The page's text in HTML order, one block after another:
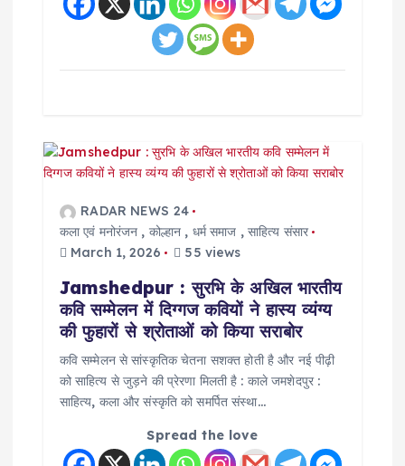
RADAR NEWS 24
कला एवं मनोरंजन , कोल्हान , धर्म समाज , साहित्य संसार
March 1, 2026
55 views
Jamshedpur : सुरभि के अखिल भारतीय
कवि सम्मेलन में दिग्गज कवियों ने हास्य व्यंग्य
की फुहारों से श्रोताओं को किया सराबोर
कवि सम्मेलन से सांस्कृतिक चेतना सशक्त होती है और नई पीढ़ी
को साहित्य से जुड़ने की प्रेरणा मिलती है : काले जमशेदपुर :
साहित्य, कला और संस्कृति को समर्पित संस्था…
Spread the love